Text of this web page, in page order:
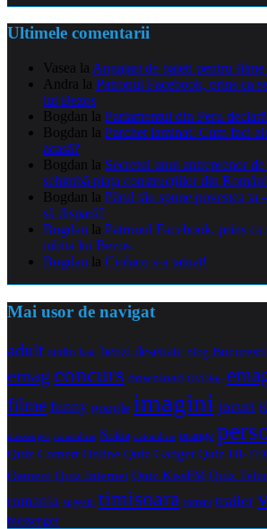
Ultimele comentarii
Vasea la Angajari de baieti pentru
Andra la Patronul Facebook, prins ca
lui Bezos
Bogdan la Parlamentul din Peru
Bogdan la Parchet laminat: Cum faci
acasă?
Bogdan la Secretul unui antreprenor
schimbă piața construcțiilor din
Bogdan la Părul tău spune povestea ta
să dispară?
Bogdan la Patronul Facebook, prins ca
iubita lui Bezos
Bogdan la Ciolacu s-a tatuat!
Mai usor de navigat
adult audio bani benzi desenate blog Bucuresti
emag concurs download DVDRip
filme funny google imagini jocuri
messenger noiembrie Nokia octombrie orange
Quiz Comert Online Quiz Gadget Quiz HI-
Oameni Quiz Internet Quiz KissFM Quiz
romania sugestii timisoara torrent trailer
messenger